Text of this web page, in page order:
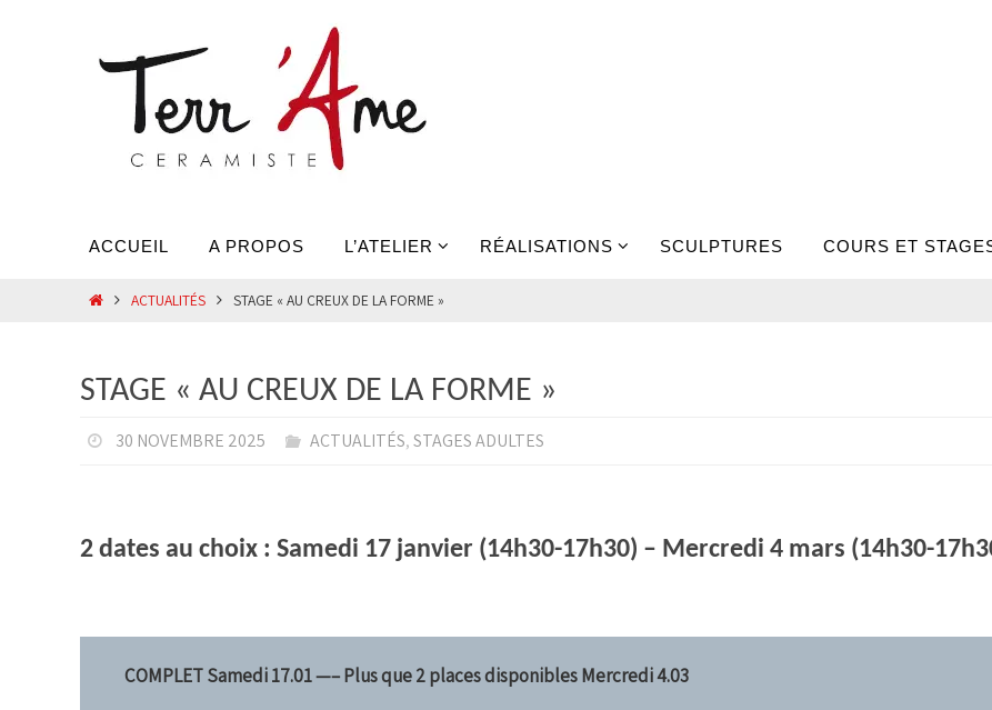
ACCUEIL A PROPOS L’ATELIER RÉALISATIONS SCULPTURES COURS ET
HOMEACTUALITÉS STAGE « AU CREUX DE LA FORME »
STAGE « AU CREUX DE LA FORME »
30 NOVEMBRE 2025 ACTUALITÉS,STAGES ADULTES
2 dates au choix : Samedi 17 janvier (14h30-17h30) – Mercredi 4 mars (14h30-
COMPLET Samedi 17.01 —–Plus que 2places disponibles Mercredi 4.03